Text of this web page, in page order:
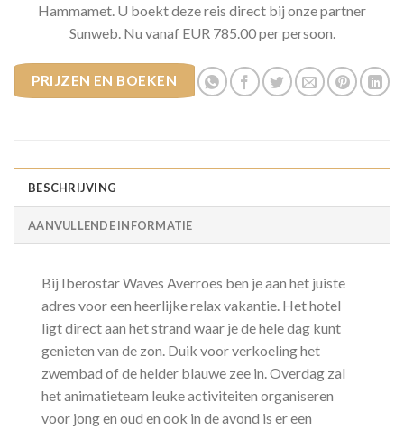
Hammamet. U boekt deze reis direct bij onze partner
Sunweb. Nu vanaf EUR 785.00 per persoon.
PRIJZEN EN BOEKEN
BESCHRIJVING
AANVULLENDE INFORMATIE
Bij Iberostar Waves Averroes ben je aan het juiste
adres voor een heerlijke relax vakantie. Het hotel
ligt direct aan het strand waar je de hele dag kunt
genieten van de zon. Duik voor verkoeling het
zwembad of de helder blauwe zee in. Overdag zal
het animatieteam leuke activiteiten organiseren
voor jong en oud en ook in de avond is er een